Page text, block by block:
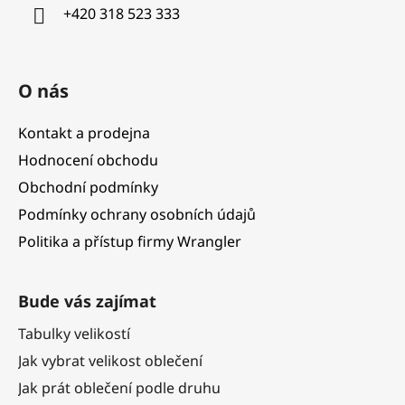
+420 318 523 333
O nás
Kontakt a prodejna
Hodnocení obchodu
Obchodní podmínky
Podmínky ochrany osobních údajů
Politika a přístup firmy Wrangler
Bude vás zajímat
Tabulky velikostí
Jak vybrat velikost oblečení
Jak prát oblečení podle druhu